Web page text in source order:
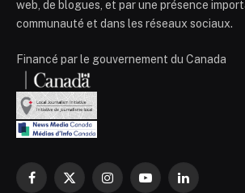
web, de blogues, et par une présence
communauté et dans les réseaux sociaux.
Financé par le gouvernement du Canada
Facebook
X
InstagramYouTubeLinkedIn